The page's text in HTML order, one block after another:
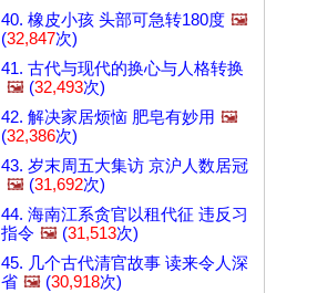
40. 橡皮小孩 头部可急转180度 🖼️
(32,847次)
41. 古代与现代的换心与人格转换
🖼️ (32,493次)
42. 解决家居烦恼 肥皂有妙用 🖼️
(32,386次)
43. 岁末周五大集访 京沪人数居冠
🖼️ (31,692次)
44. 海南江系贪官以租代征 违反习
指令 🖼️ (31,513次)
45. 几个古代清官故事 读来令人深
省 🖼️ (30,918次)